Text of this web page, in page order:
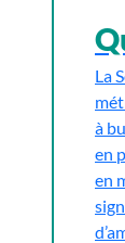
La
à
en
en